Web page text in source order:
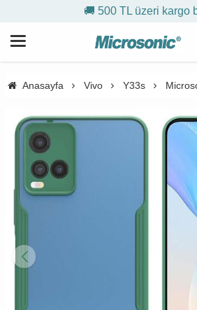
🚚 500 TL üzeri kargo
Anasayfa Vivo Y33s